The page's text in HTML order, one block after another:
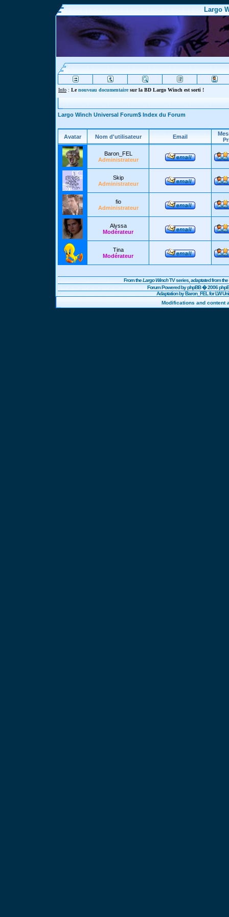
Largo
Info : Lenouveau documentairesur la BD Largo Winch est sorti !
Largo Winch Universal Forum$ Index du Forum
Avatar Nom d'utilisateur Email
Baron_FEL
Administrateur
Skip
Administrateur
fio
Administrateur
Alyssa
Modérateur
Tina
Modérateur
From theLargo WinchTV series, adaptated from
Forum Powered byphpBB� 2006
Adaptation by Baron_FEL for LW
Modifications and content